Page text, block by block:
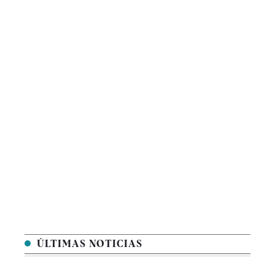
ÚLTIMAS NOTICIAS